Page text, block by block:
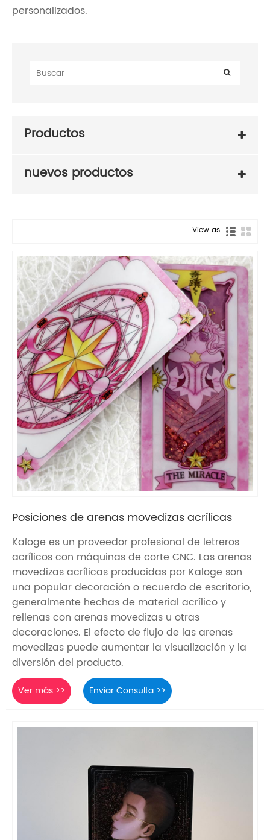
personalizados.
Productos
nuevos productos
View as
Posiciones de arenas movedizas acrílicas
Kaloge es un proveedor profesional de letreros
acrílicos con máquinas de corte CNC. Las arenas
movedizas acrílicas producidas por Kaloge son
una popular decoración o recuerdo de escritorio,
generalmente hechas de material acrílico y
rellenas con arenas movedizas u otras
decoraciones. El efecto de flujo de las arenas
movedizas puede aumentar la visualización y la
diversión del producto.
Ver más >> Enviar Consulta >>